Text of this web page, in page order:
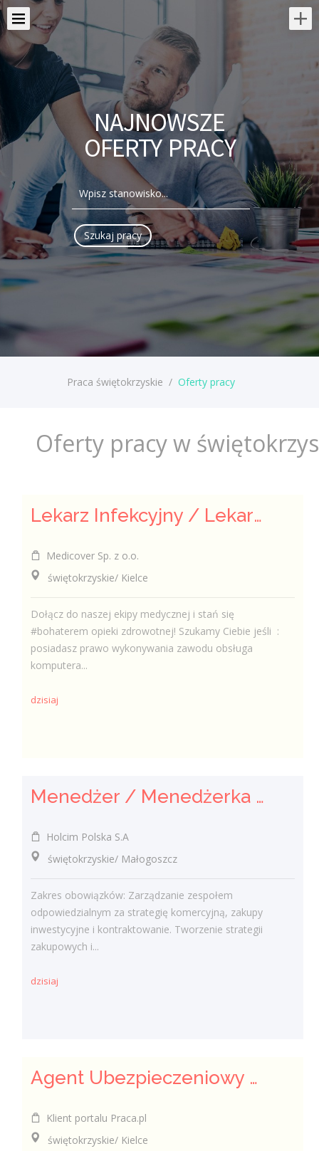
NAJNOWSZE
OFERTY PRACY
Praca świętokrzyskie / Oferty pracy
Oferty pracy w
Lekarz Infekcyjny / Lekarka Infekcyjna
Medicover Sp. z o.o.
świętokrzyskie/ Kielce
Dołącz do naszej ekipy medycznej i stań się
#bohaterem opieki zdrowotnej! Szukamy Ciebie jeśli ​ :
posiadasz prawo wykonywania zawodu obsługa
komputera...
dzisiaj
Menedżer / Menedżerka Zespołu Strategii Komercyjnej i Kontraktowania
Holcim Polska S.A
świętokrzyskie/ Małogoszcz
Zakres obowiązków: Zarządzanie zespołem
odpowiedzialnym za strategię komercyjną, zakupy
inwestycyjne i kontraktowanie. Tworzenie strategii
zakupowych i...
dzisiaj
Agent Ubezpieczeniowy / Agentka Ubezpieczeniowa
Klient portalu Praca.pl
świętokrzyskie/ Kielce